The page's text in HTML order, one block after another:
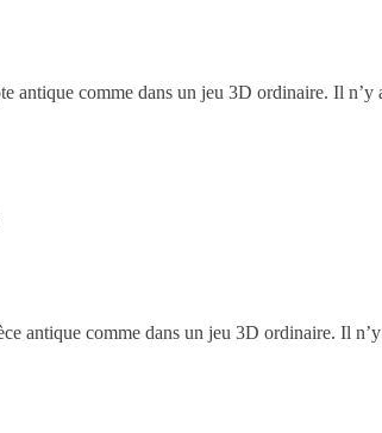
comme dans un jeu 3D ordinaire. Il n’y
antique comme dans un jeu 3D ordinaire. Il